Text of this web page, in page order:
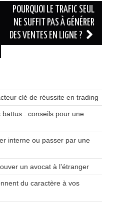
POURQUOI LE TRAFIC SEUL
NE SUFFIT PAS À GÉNÉRER
DES VENTES EN LIGNE ?
clé de réussite en trading
battus : conseils pour une
interne ou passer par une
un avocat à l’étranger
du caractère à vos